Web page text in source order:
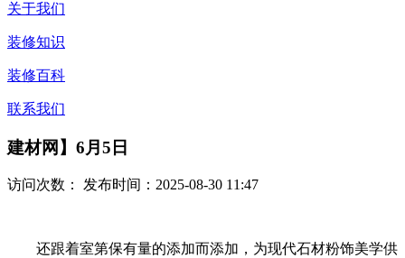
关于我们
装修知识
装修百科
联系我们
建材网】6月5日
访问次数： 发布时间：2025-08-30 11:47
还跟着室第保有量的添加而添加，为现代石材粉饰美学供